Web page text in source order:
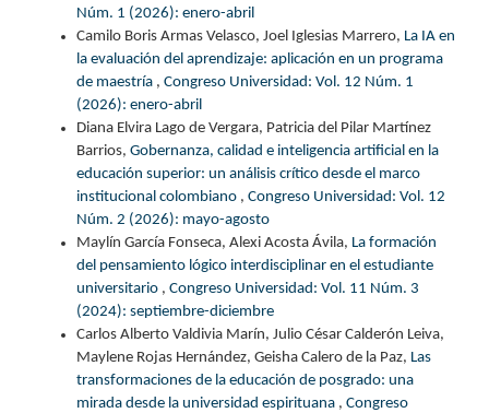
Núm. 1 (2026): enero-abril
Camilo Boris Armas Velasco, Joel Iglesias Marrero, La IA en
la evaluación del aprendizaje: aplicación en un programa
de maestría , Congreso Universidad: Vol. 12 Núm. 1
(2026): enero-abril
Diana Elvira Lago de Vergara, Patricia del Pilar Martínez
Barrios, Gobernanza, calidad e inteligencia artificial en la
educación superior: un análisis crítico desde el marco
institucional colombiano , Congreso Universidad: Vol. 12
Núm. 2 (2026): mayo-agosto
Maylín García Fonseca, Alexi Acosta Ávila, La formación
del pensamiento lógico interdisciplinar en el estudiante
universitario , Congreso Universidad: Vol. 11 Núm. 3
(2024): septiembre-diciembre
Carlos Alberto Valdivia Marín, Julio César Calderón Leiva,
Maylene Rojas Hernández, Geisha Calero de la Paz, Las
transformaciones de la educación de posgrado: una
mirada desde la universidad espirituana , Congreso